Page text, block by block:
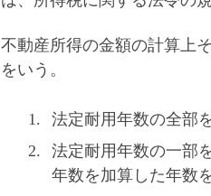
不動産所得の金額の計算上
をいう。
法定耐用年数の全部
法定耐用年数の一部
年数を加算した年数